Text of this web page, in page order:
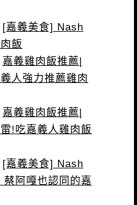
[嘉義美食] Nash
飯
嘉義雞肉飯推薦|
人強力推薦雞肉
嘉義雞肉飯推薦|
!吃嘉義人雞肉飯
[嘉義美食] Nash
阿嘎也認同的嘉